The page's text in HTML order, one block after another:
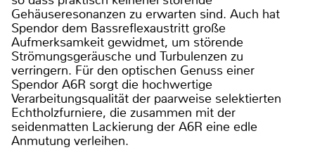
Gehäuseresonanzen zu erwarten sind. Auch hat
Spendor dem Bassreflexaustritt große
Aufmerksamkeit gewidmet, um störende
Strömungsgeräusche und Turbulenzen zu
verringern. Für den optischen Genuss einer
Spendor A6R sorgt die hochwertige
Verarbeitungsqualität der paarweise selektierten
Echtholzfurniere, die zusammen mit der
seidenmatten Lackierung der A6R eine edle
Anmutung verleihen.